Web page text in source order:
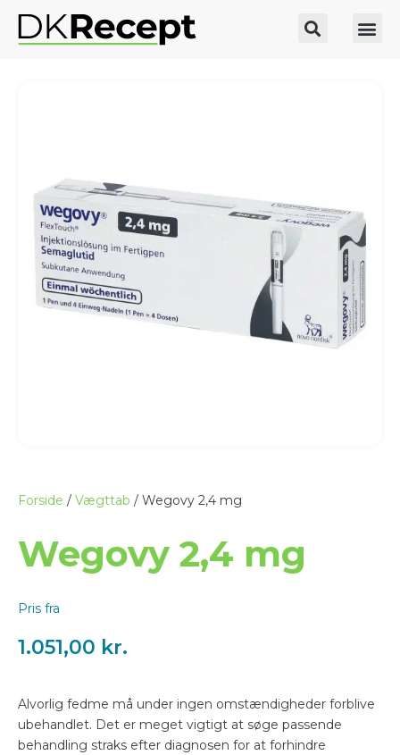
Forside / Vægttab / Wegovy 2,4 mg
Wegovy 2,4 mg
Pris fra
1.051,00 kr.
Alvorlig fedme må under ingen omstændigheder forblive
ubehandlet. Det er meget vigtigt at søge passende
behandling straks efter diagnosen for at forhindre